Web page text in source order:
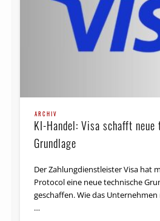
ARCHIV
KI-Handel: Visa schafft neue
Grundlage
Der Zahlungdienstleister Visa hat
Protocol eine neue technische
geschaffen. Wie das
…